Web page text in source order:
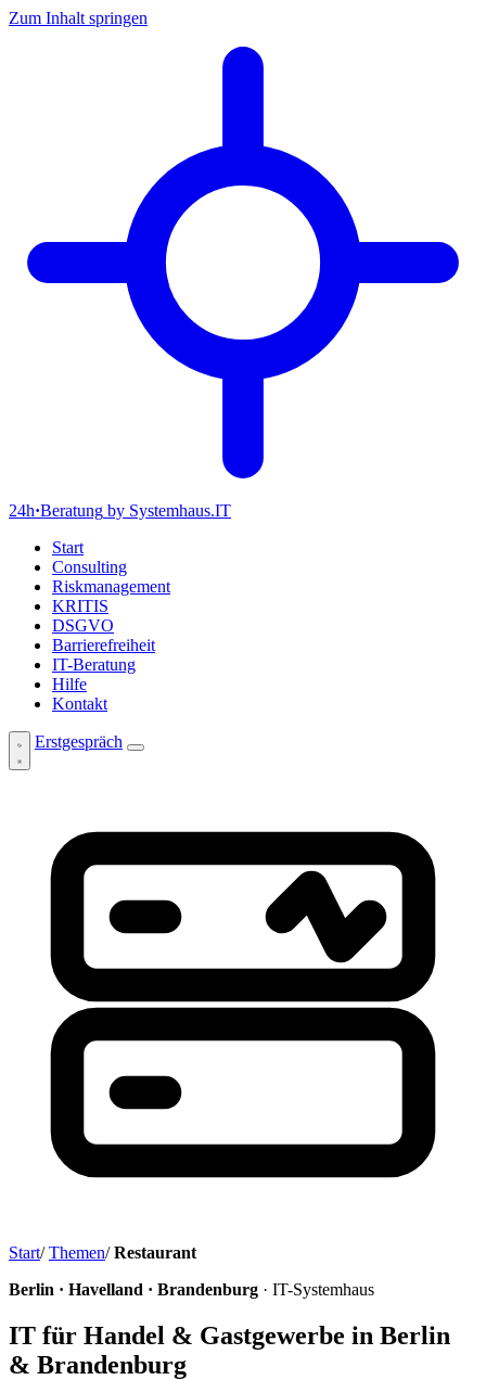
Zum Inhalt springen
24h·Beratung by Systemhaus.IT
Start
Consulting
Riskmanagement
KRITIS
DSGVO
Barrierefreiheit
IT-Beratung
Hilfe
Kontakt
Erstgespräch
Start/ Themen/ Restaurant
Berlin · Havelland · Brandenburg · IT-Systemhaus
IT für Handel & Gastgewerbe in Berlin
& Brandenburg